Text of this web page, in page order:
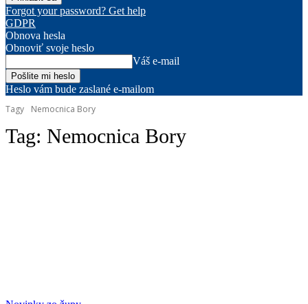
Forgot your password? Get help
GDPR
Obnova hesla
Obnoviť svoje heslo
Váš e-mail
Heslo vám bude zaslané e-mailom
Tagy
Nemocnica Bory
Tag: Nemocnica Bory